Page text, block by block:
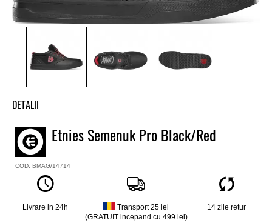
DETALII
Tenisi bike Etnies
Model
Semenuk Pro
Culoare
Material exterior
Extra PU Nubuk
Etnies Semenuk Pro Black/Red
COD: BMAG/14714
Livrare in 24h
Transport 25 lei
(GRATUIT incepand cu 499 lei)
14 zile retur